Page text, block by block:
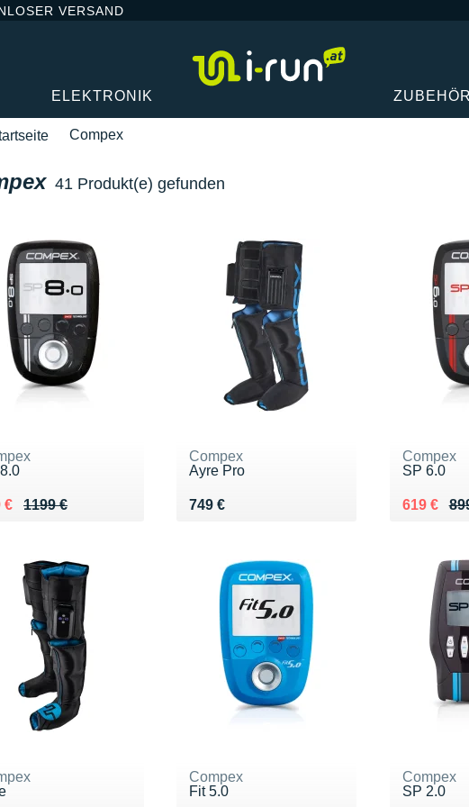
VERSAND
ELEKTRONIK
Compex
41 Produkt(e) gefunden
1199 €
de 1199 €
€ 819 €
Compex
Ayre Pro
749 €
Vendu 749 €
Compex
SP 6.0
Au lieu
619 €
Vendu
Compex
Fit 5.0
Compex
SP 2.0